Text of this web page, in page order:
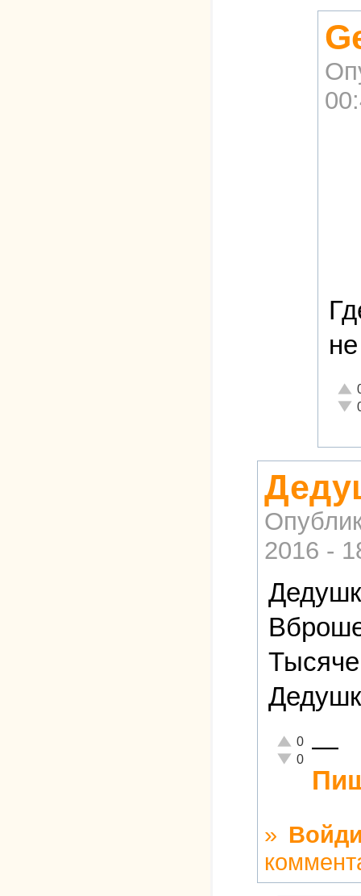
2016 -
Отлично!
0
Неадекватно!
0 —
»